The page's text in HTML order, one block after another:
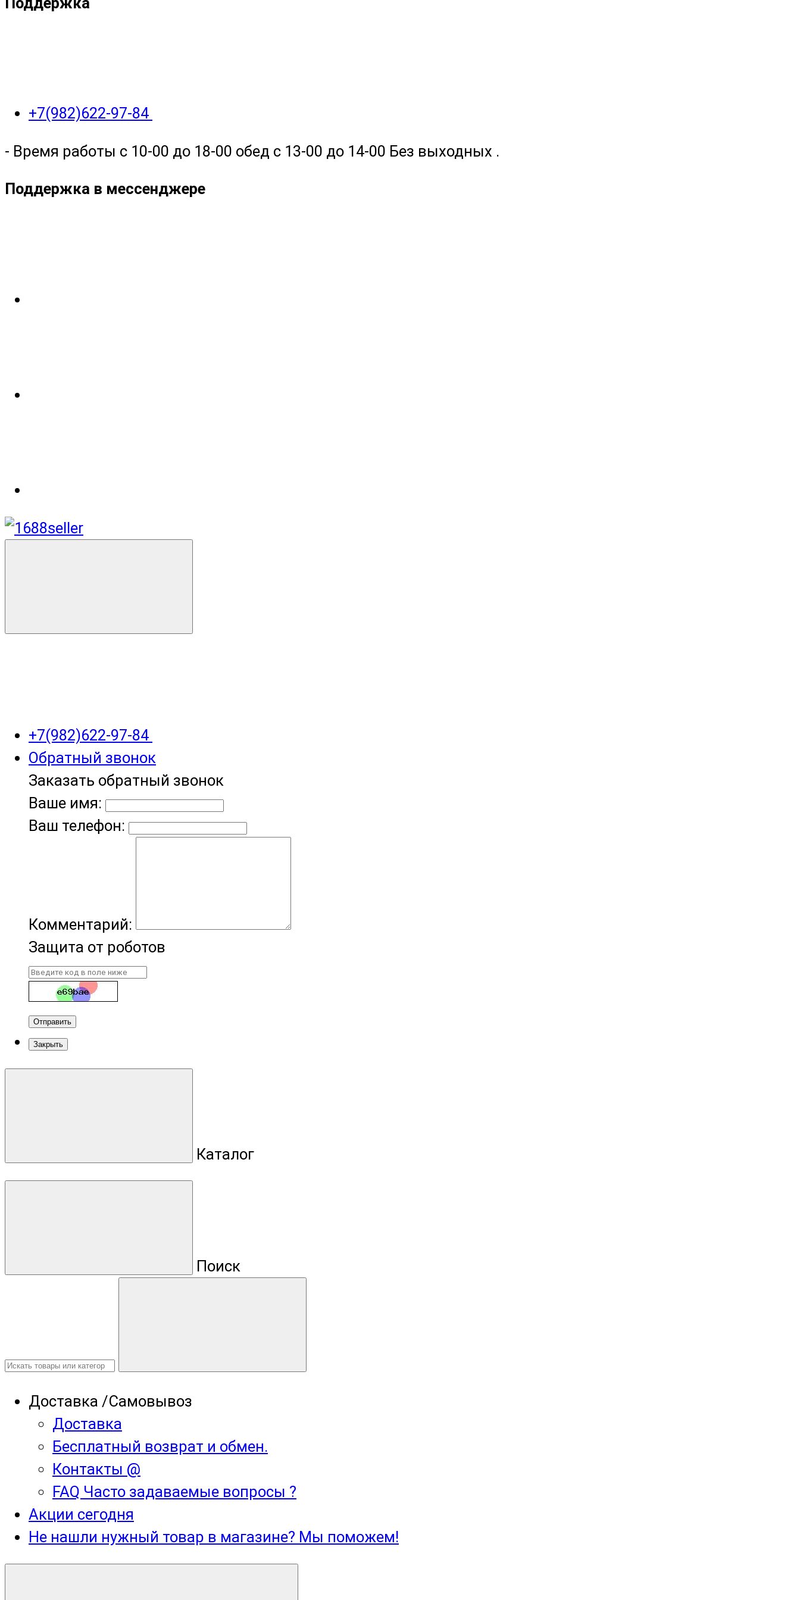
+7(982)622-97-84
- Время работы с 10-00 до 18-00 обед с 13-00 до 14-00 Без выходных .
Поддержка в мессенджере
+7(982)622-97-84
Обратный звонок
Заказать обратный звонок
Ваше имя:
Ваш телефон:
Комментарий:
Защита от роботов
Отправить
Закрыть
Каталог
Поиск
Доставка /Самовывоз
Доставка
Бесплатный возврат и обмен.
Контакты @
FAQ Часто задаваемые вопросы ?
Акции сегодня
Не нашли нужный товар в магазине? Мы поможем!